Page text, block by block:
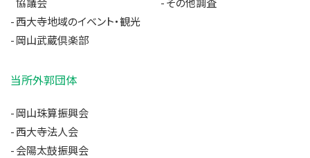
協議会
西大寺地域のイベント・観光
岡山武蔵倶楽部
その他調査
当所外郭団体
岡山珠算振興会
西大寺法人会
会陽太鼓振興会